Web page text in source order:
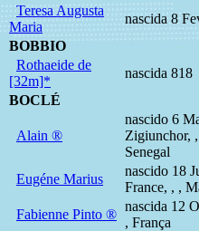
Teresa Augusta
Maria
nascida 8
BOBBIO
Rothaeide de
[32m]*
nascida 818
BOCLÉ
Alain ®
nascido 6
Zigiunchor,
Senegal
Eugéne Marius
nascido 18
France, , ,
Fabienne Pinto ®
nascida 12
, França